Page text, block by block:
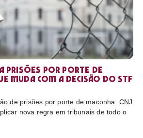
prisões por porte de
muda com a decisão do STF
de prisões por porte de maconha. CNJ
nova regra em tribunais de todo o